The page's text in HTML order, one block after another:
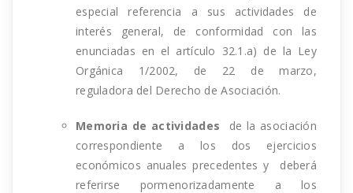
especial referencia a sus actividades de
interés general, de conformidad con las
enunciadas en el artículo 32.1.a) de la Ley
Orgánica 1/2002, de 22 de marzo,
reguladora del Derecho de Asociación.
Memoria de actividades
de la asociación
correspondiente a los dos ejercicios
económicos anuales precedentes y deberá
referirse pormenorizadamente a los